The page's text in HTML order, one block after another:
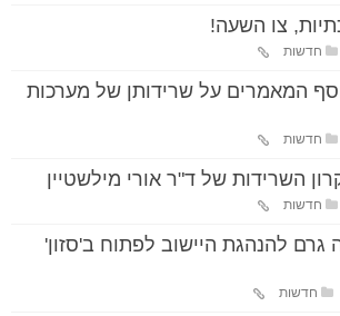
צו השעה!
חדשות
המאמרים על שרידותן של מערכות
חדשות
השרידות של ד"ר אורי מילשטיין
חדשות
גרם להנהגת היישוב לפתוח ב'סזון'
חדשות